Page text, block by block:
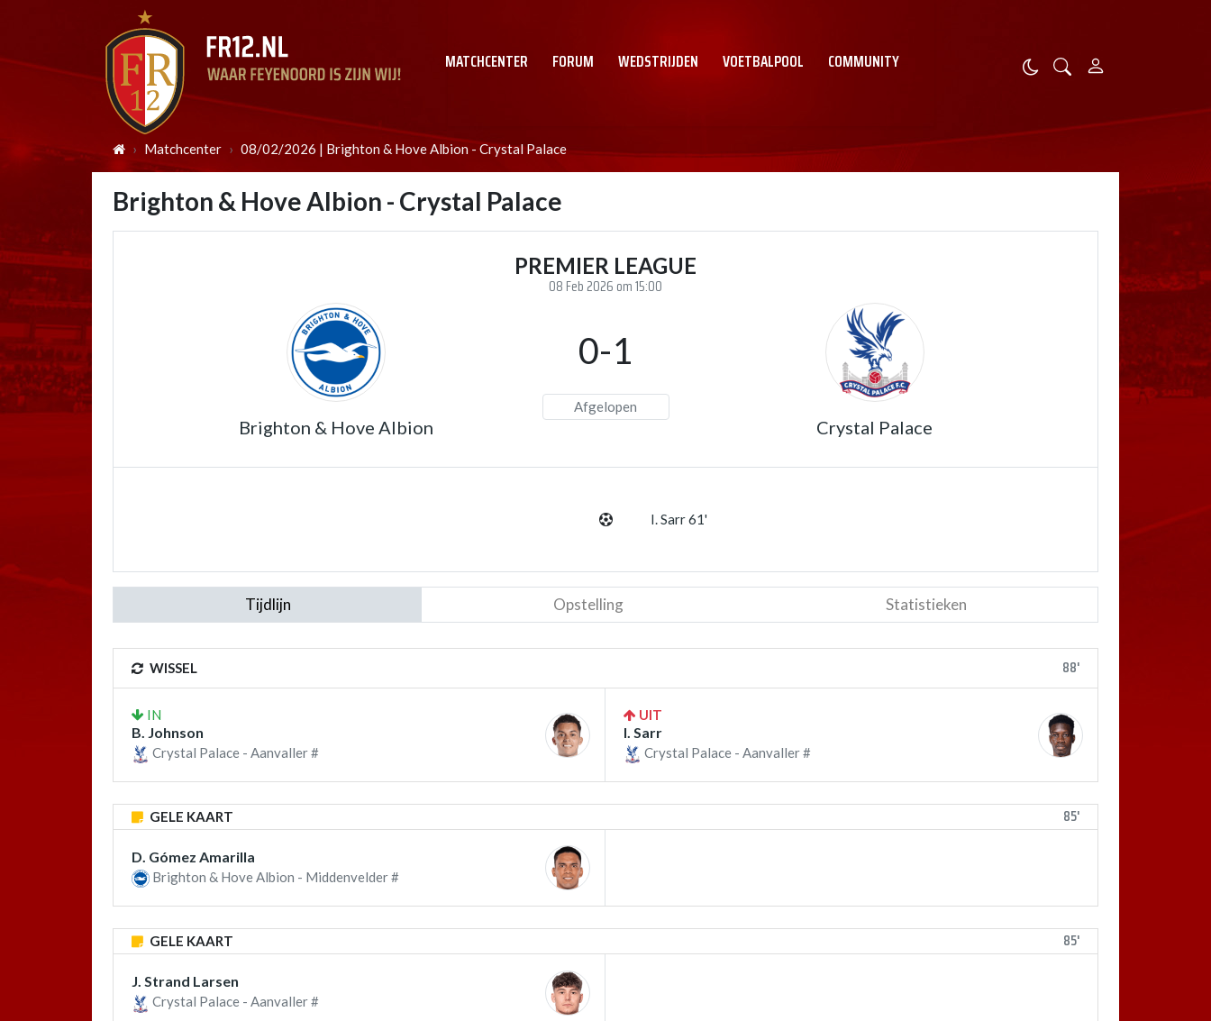
MATCHCENTER FORUM WEDSTRIJDEN VOETBALPOOL COMMUNITY
Matchcenter 08/02/2026 | Brighton & Hove Albion - Crystal Palace
Brighton & Hove Albion - Crystal Palace
PREMIER LEAGUE
08 Feb 2026 om 15:00
Brighton & Hove Albion
0-1
Afgelopen
Crystal Palace
I. Sarr 61'
Tijdlijn Opstelling Statistieken
WISSEL 88'
IN
B. Johnson
Crystal Palace - Aanvaller #
UIT
I. Sarr
Crystal Palace - Aanvaller #
GELE KAART 85'
D. Gómez Amarilla
Brighton & Hove Albion - Middenvelder #
GELE KAART 85'
J. Strand Larsen
Crystal Palace - Aanvaller #